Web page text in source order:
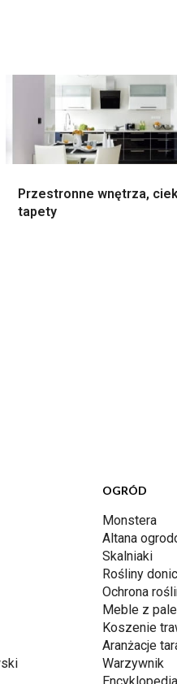
Przestronne wnętrza,
tapety
OGRÓD
Monstera
Altana
Skalniaki
Rośliny
Ochrona
Meble z
Koszenie
Aranżacje
Warzywnik